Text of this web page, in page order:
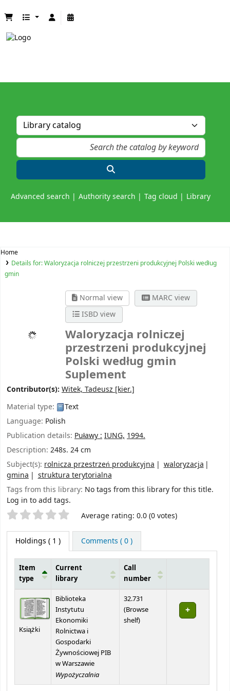
Advanced search Authority search Tag cloud Library
Home
Details for:Waloryzacja rolniczej przestrzeni produkcyjnej Polski według
gmin
Normal view
MARC view
ISBD view
Waloryzacja rolniczej
przestrzeni produkcyjnej
Polski według gmin
Suplement
Contributor(s): Witek, Tadeusz [kier.]
Material type:
Text
Language: Polish
Publication details: Puławy : IUNG, 1994.
Description: 248s. 24 cm
Subject(s): rolnicza przestrzeń produkcyjna
waloryzacja
gmina
struktura terytorialna
Tags from this library: No tags from this library for this title.
Log in to add tags.
Star ratings Average rating: 0.0 (0 votes)
Holdings ( 1 ) Comments ( 0 )
Item
type
Current
library
Call
number
Książki
Biblioteka
Instytutu
Ekonomiki
Rolnictwa i
Gospodarki
Żywnościowej PIB
w Warszawie
Wypożyczalnia
32.731
(Browse
shelf(Opens below)
)